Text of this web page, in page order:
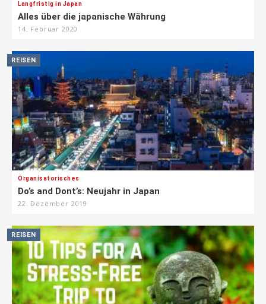
Langfristig in Japan
Alles über die japanische Währung
14. Februar 2020
REISEN
Organisatorisches
Do’s and Dont’s: Neujahr in Japan
22. Dezember 2019
REISEN